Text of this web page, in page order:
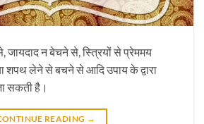
जायदाद न बेचने से, स्त्रियों से प्रेममय
शपथ लेने से बचने से आदि उपाय के द्वारा
सकती है।
READING →